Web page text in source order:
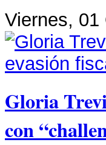
Viernes, 01
Gloria
con